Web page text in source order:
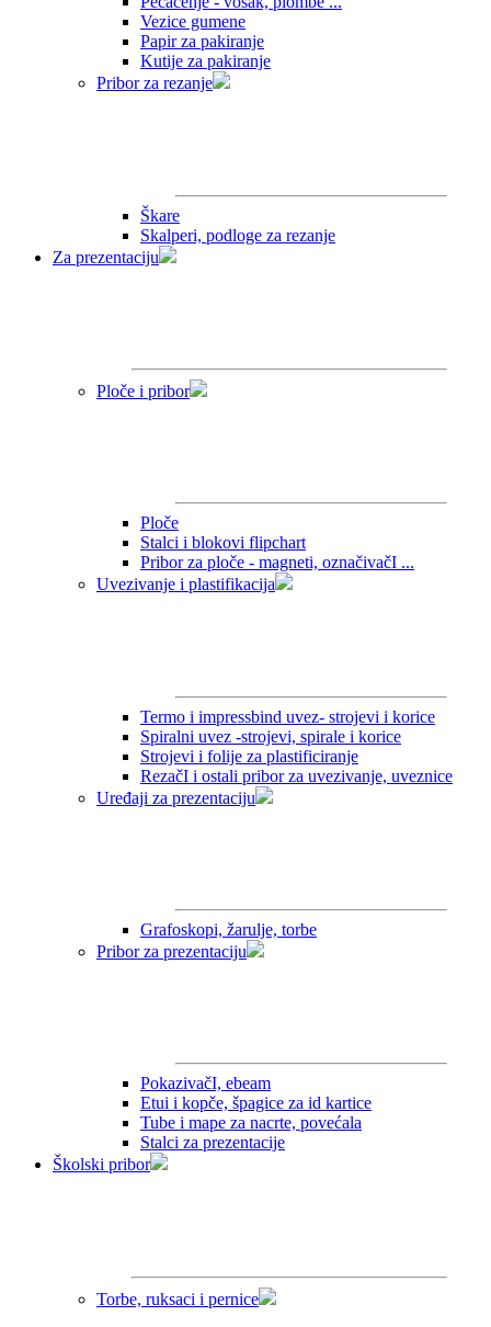
Vezice gumene
Papir za pakiranje
Kutije za pakiranje
Pribor za rezanje
Škare
Skalperi, podloge za rezanje
Za prezentaciju
Ploče i pribor
Ploče
Stalci i blokovi flipchart
Pribor za ploče - magneti, označivačI ...
Uvezivanje i plastifikacija
Termo i impressbind uvez- strojevi i korice
Spiralni uvez -strojevi, spirale i korice
Strojevi i folije za plastificiranje
RezačI i ostali pribor za uvezivanje, uveznice
Uređaji za prezentaciju
Grafoskopi, žarulje, torbe
Pribor za prezentaciju
PokazivačI, ebeam
Etui i kopče, špagice za id kartice
Tube i mape za nacrte, povećala
Stalci za prezentacije
Školski pribor
Torbe, ruksaci i pernice